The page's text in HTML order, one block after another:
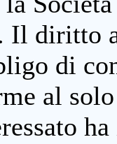
Il diritto
di
al